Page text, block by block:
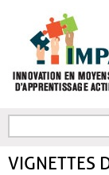
FORMULAIRE DE
VIGNETTES